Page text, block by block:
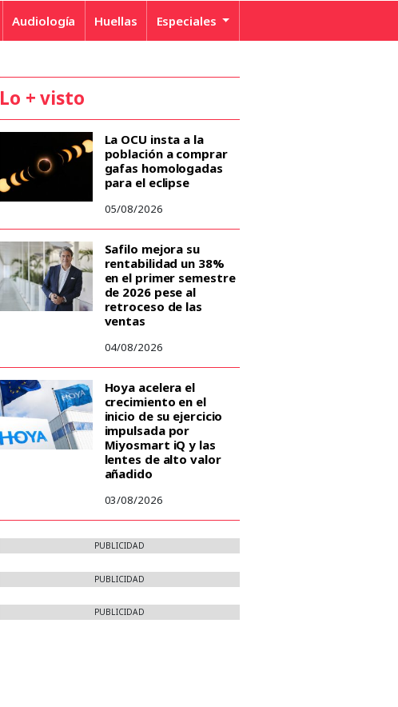
Audiología Huellas Especiales
Lo + visto
La OCU insta a la
población a comprar
gafas homologadas
para el eclipse
05/08/2026
Safilo mejora su
rentabilidad un 38%
en el primer semestre
de 2026 pese al
retroceso de las
ventas
04/08/2026
Hoya acelera el
crecimiento en el
inicio de su ejercicio
impulsada por
Miyosmart iQ y las
lentes de alto valor
añadido
03/08/2026
PUBLICIDAD
PUBLICIDAD
PUBLICIDAD